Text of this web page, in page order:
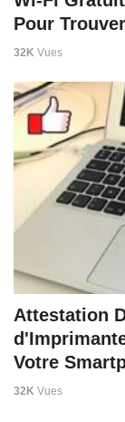
Pour
32K Vues
Attestation
Votre
32K Vues